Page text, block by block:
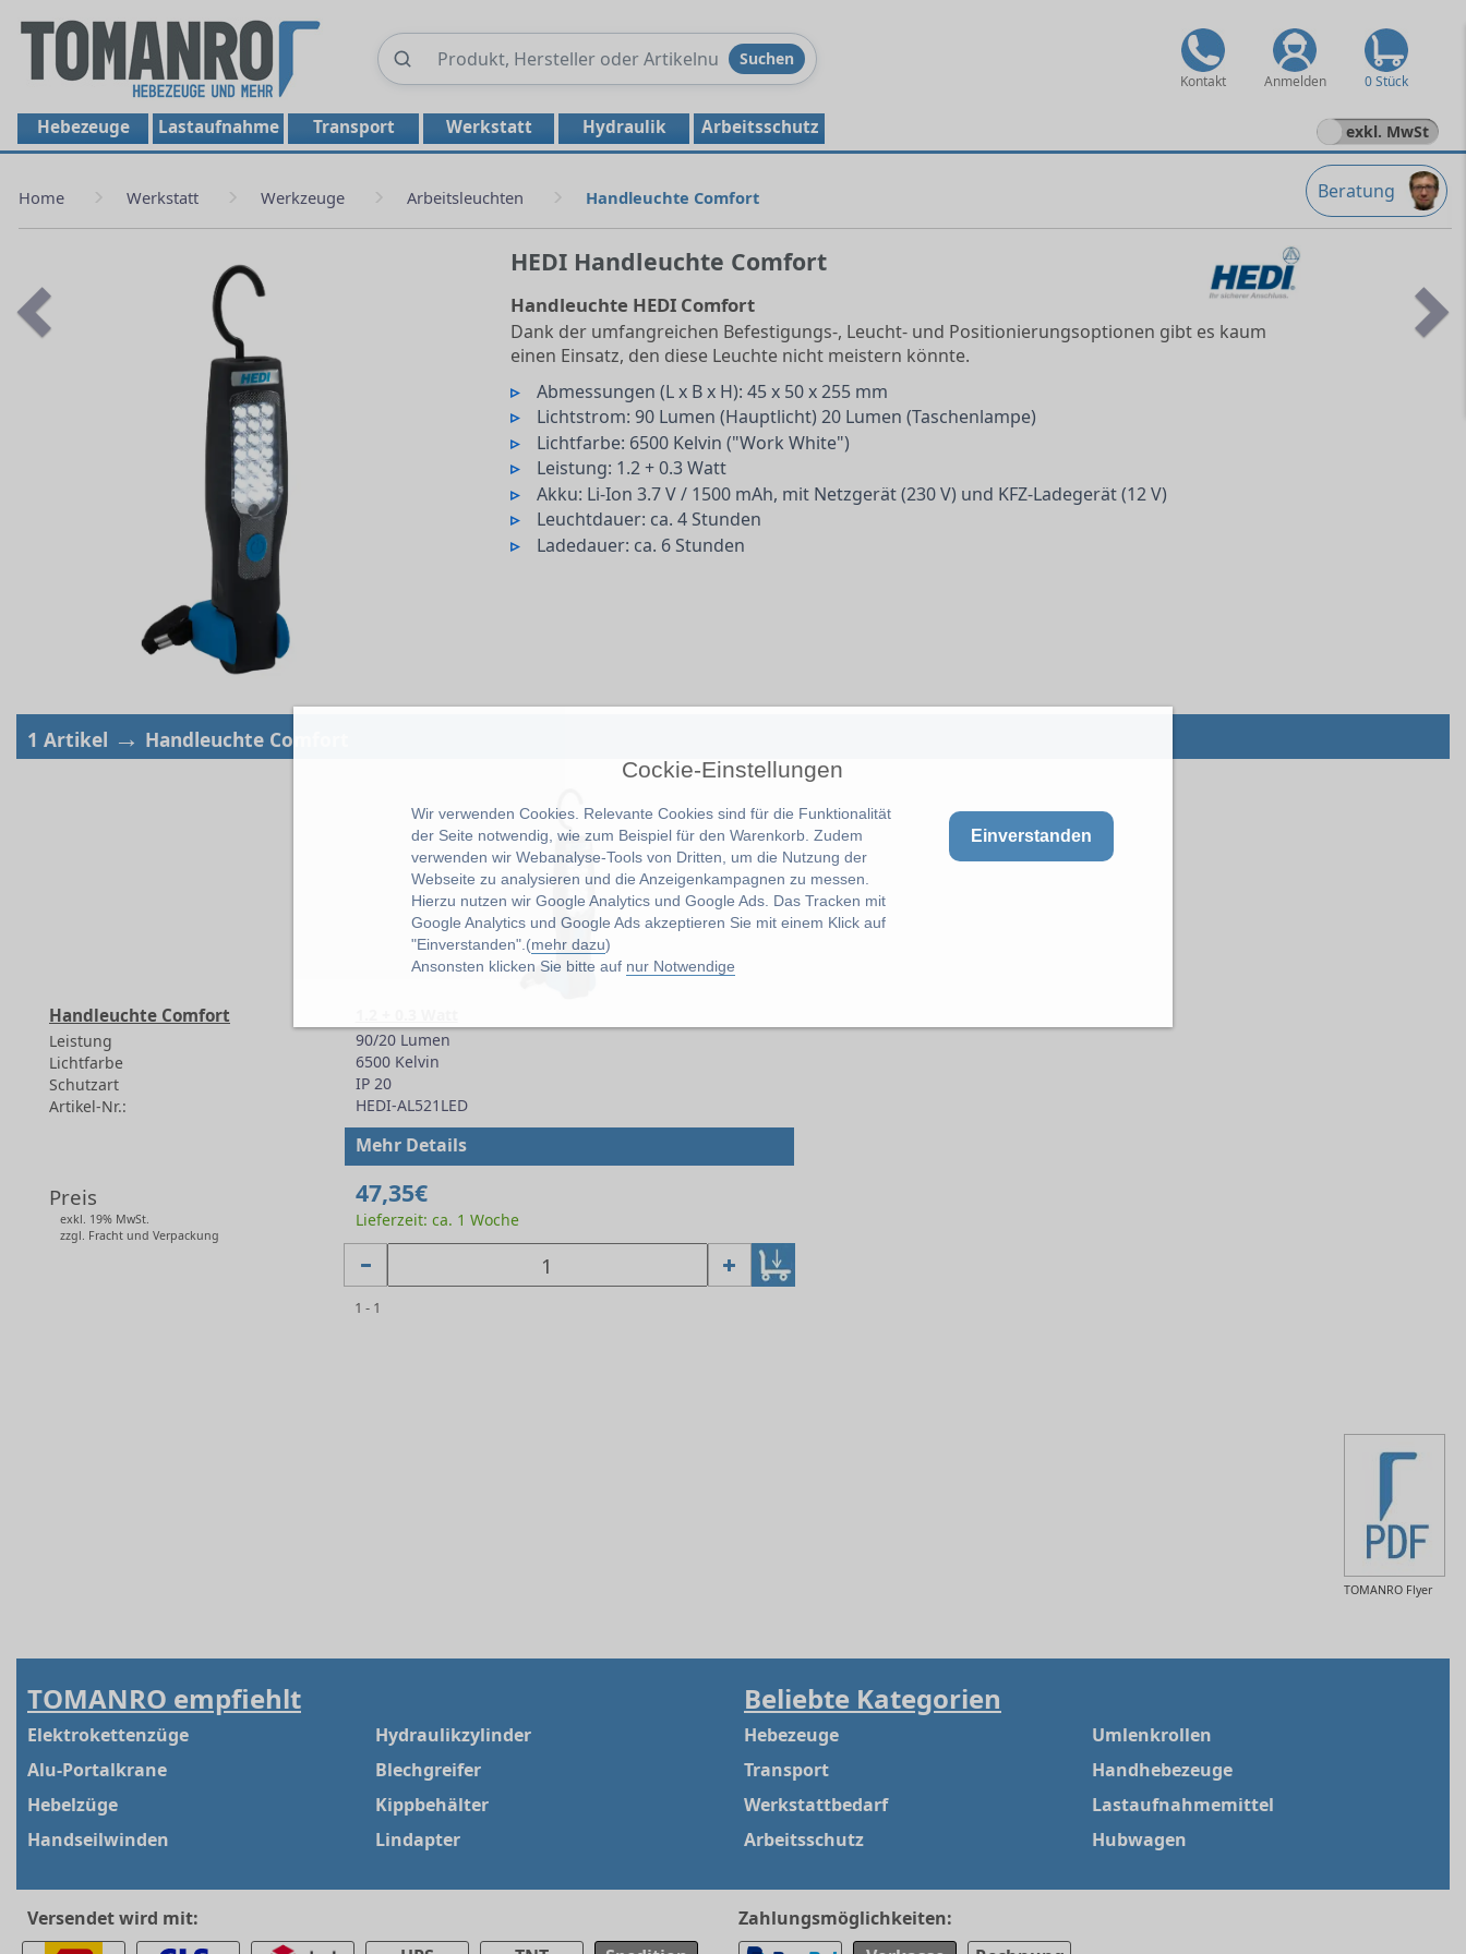
Cockie-Einstellungen
Wir verwenden Cookies. Relevante Cookies sind für die Funktionalität
der Seite notwendig, wie zum Beispiel für den Warenkorb. Zudem
verwenden wir Webanalyse-Tools von Dritten, um die Nutzung der
Webseite zu analysieren und die Anzeigenkampagnen zu messen.
Hierzu nutzen wir Google Analytics und Google Ads. Das Tracken mit
Google Analytics und Google Ads akzeptieren Sie mit einem Klick auf
"Einverstanden".(mehr dazu)
Ansonsten klicken Sie bitte auf nur Notwendige
Einverstanden
Produkte
Suchen
Kontakt Anmelden 0 Stück
Hebezeuge Lastaufnahme Transport Werkstatt Hydraulik Arbeitsschutz exkl. MwSt
Beratung
Home Werkstatt Werkzeuge Arbeitsleuchten Handleuchte Comfort
HEDI Handleuchte Comfort
Handleuchte HEDI Comfort
Dank der umfangreichen Befestigungs-, Leucht- und Positionierungsoptionen gibt es kaum
einen Einsatz, den diese Leuchte nicht meistern könnte.
Abmessungen (L x B x H): 45 x 50 x 255 mm
Lichtstrom: 90 Lumen (Hauptlicht) 20 Lumen (Taschenlampe)
Lichtfarbe: 6500 Kelvin ("Work White")
Leistung: 1.2 + 0.3 Watt
Akku: Li-Ion 3.7 V / 1500 mAh, mit Netzgerät (230 V) und KFZ-Ladegerät (12 V)
Leuchtdauer: ca. 4 Stunden
Ladedauer: ca. 6 Stunden
1 Artikel → Handleuchte Comfort
Handleuchte Comfort
Leistung
Lichtfarbe
Schutzart
Artikel-Nr.:
Preis
exkl. 19% MwSt.
zzgl. Fracht und Verpackung
90/20 Lumen
6500 Kelvin
IP 20
HEDI-AL521LED
Mehr Details
47,35€
Lieferzeit: ca. 1 Woche
1 - 1
TOMANRO Flyer
TOMANRO empfiehlt
Elektrokettenzüge
Alu-Portalkrane
Hebelzüge
Handseilwinden
Hydraulikzylinder
Blechgreifer
Kippbehälter
Lindapter
Beliebte Kategorien
Hebezeuge
Transport
Werkstattbedarf
Arbeitsschutz
Umlenkrollen
Handhebezeuge
Lastaufnahmemittel
Hubwagen
Versendet wird mit:
Zahlungsmöglichkeiten: